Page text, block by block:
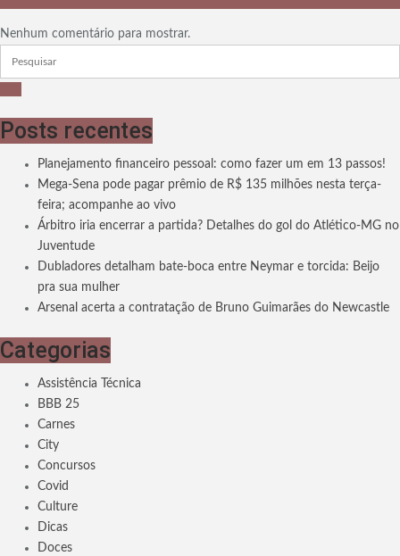
Nenhum comentário para mostrar.
Posts recentes
Planejamento financeiro pessoal: como fazer um em 13 passos!
Mega-Sena pode pagar prêmio de R$ 135 milhões nesta terça-
feira; acompanhe ao vivo
Árbitro iria encerrar a partida? Detalhes do gol do Atlético-MG no
Juventude
Dubladores detalham bate-boca entre Neymar e torcida: Beijo
pra sua mulher
Arsenal acerta a contratação de Bruno Guimarães do Newcastle
Categorias
Assistência Técnica
BBB 25
Carnes
City
Concursos
Covid
Culture
Dicas
Doces